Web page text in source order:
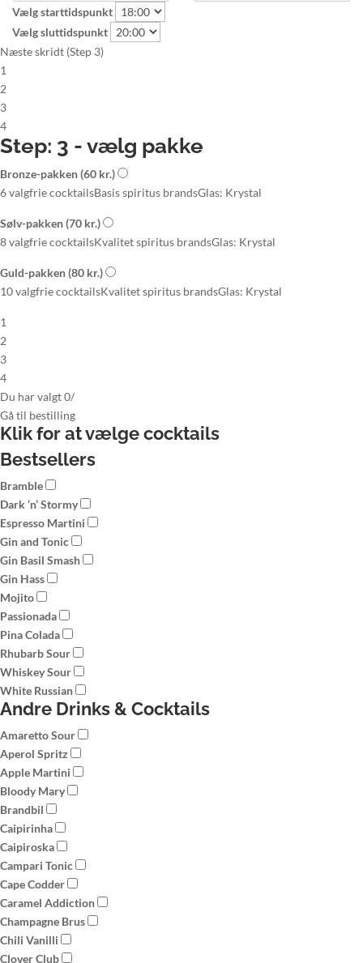
Vælg starttidspunkt
Vælg sluttidspunkt
Næste skridt (Step 3)
1
2
3
4
Step: 3 - vælg pakke
Bronze-pakken(60 kr.)
6 valgfrie cocktailsBasis spiritus brandsGlas: Krystal
Sølv-pakken(70 kr.)
8 valgfrie cocktailsKvalitet spiritus brandsGlas: Krystal
Guld-pakken(80 kr.)
10 valgfrie cocktailsKvalitet spiritus brandsGlas: Krystal
1
2
3
4
Du har valgt0/
Gå til bestilling
Klik for at vælgecocktails
Bestsellers
Bramble
Dark ‘n’ Stormy
Espresso Martini
Gin and Tonic
Gin Basil Smash
Gin Hass
Mojito
Passionada
Pina Colada
Rhubarb Sour
Whiskey Sour
White Russian
Andre Drinks & Cocktails
Amaretto Sour
Aperol Spritz
Apple Martini
Bloody Mary
Brandbil
Caipirinha
Caipiroska
Campari Tonic
Cape Codder
Caramel Addiction
Champagne Brus
Chili Vanilli
Clover Club